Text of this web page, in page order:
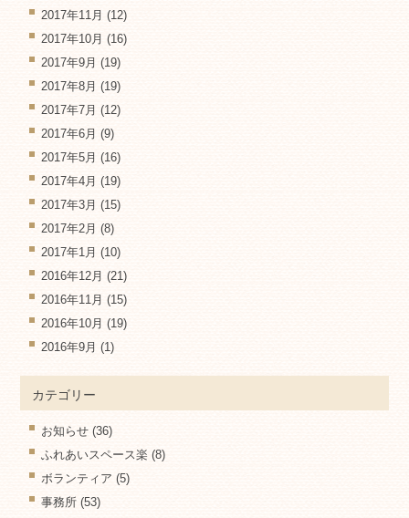
2017年11月 (12)
2017年10月 (16)
2017年9月 (19)
2017年8月 (19)
2017年7月 (12)
2017年6月 (9)
2017年5月 (16)
2017年4月 (19)
2017年3月 (15)
2017年2月 (8)
2017年1月 (10)
2016年12月 (21)
2016年11月 (15)
2016年10月 (19)
2016年9月 (1)
カテゴリー
お知らせ (36)
ふれあいスペース楽 (8)
ボランティア (5)
事務所 (53)